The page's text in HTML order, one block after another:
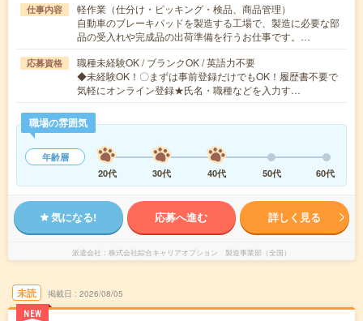
仕事内容
軽作業（仕分け・ピッキング・検品、商品管理）
自動車のブレーキパッドを製造する工場で、製造に必要な部
品の受入れや完成品の出荷準備を行うお仕事です。…
応募資格
職種未経験OK / ブランクOK / 英語力不要
◆未経験OK！〇まずは事前登録だけでもOK！履歴書不要で
気軽にオンライン登録★氏名・職種などを入力す…
職場の雰囲気
年齢層
20代
30代 40代 50代 60代
気になる! 応募へ進む 詳しく見る
派遣会社 株式会社綜合キャリアオプション 製造事業部（全国）
未読
NEW
掲載日 2026/08/05